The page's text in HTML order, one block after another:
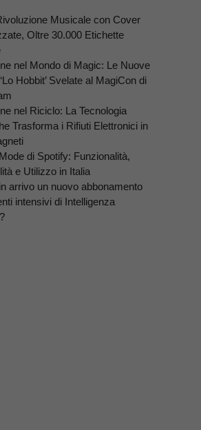
Musicale con Cover
Oltre 30.000 Etichette
nel Mondo di Magic: Le Nuove
Hobbit’ Svelate al MagiCon di
nel Riciclo: La Tecnologia
Trasforma i Rifiuti Elettronici in
di Spotify: Funzionalità,
e Utilizzo in Italia
arrivo un nuovo abbonamento
intensivi di Intelligenza